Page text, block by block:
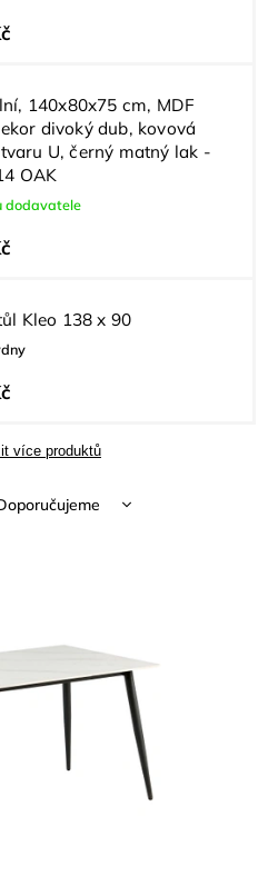
140x80x75 cm, MDF
divoký dub, kovová
U, černý matný lak -
OAK
dodavatele
Kleo 138 x 90
více produktů
Abecedně